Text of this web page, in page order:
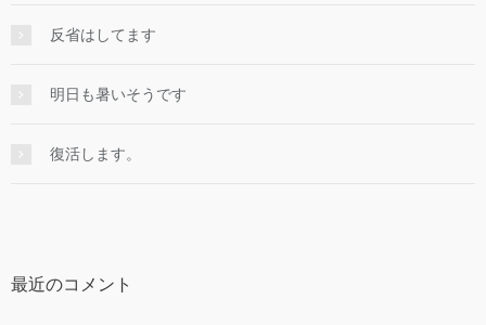
反省はしてます
明日も暑いそうです
復活します。
最近のコメント